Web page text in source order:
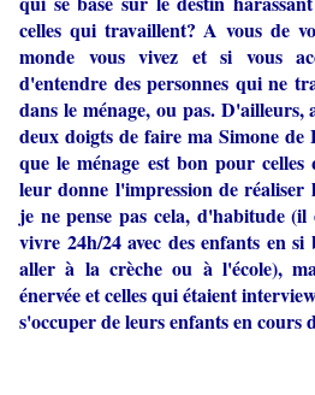
celles qui travaillent? A vous de
monde vous vivez et si vous
d'entendre des personnes qui ne
dans le ménage, ou pas.
deux doigts de faire ma Simone
que le ménage est bon pour
leur donne l'impression de
je ne pense pas cela, d'habitude
vivre 24h/24 avec des enfants en
aller à la crèche ou à l'école),
énervée et celles qui étaient
s'occuper de leurs enfants en cours